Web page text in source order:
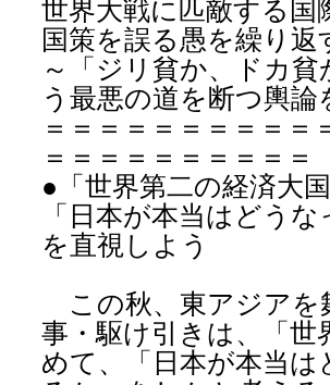
世界大戦に匹敵する国
国策を誤る愚を繰り返
～「ジリ貧か、ドカ
う最悪の道を断つ輿論
＝＝＝＝＝＝＝＝＝＝
＝＝＝＝＝＝＝＝＝＝
●「世界第二の経済大
「日本が本当はどう
を直視しよう
この秋、東アジアを
事・駆け引きは、「世
めて、「日本が本当